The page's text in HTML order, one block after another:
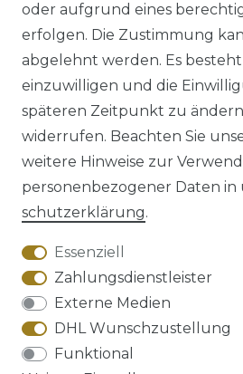
Impressum
AGB
oder aufgrund eines
erfolgen. Die Zustimmung
abgelehnt werden. Es
einzuwilligen und die
späteren Zeitpunkt zu
widerrufen. Beachten Sie
weitere Hinweise zur
personenbezogener Daten in
schutz­erklärung.
Essenziell
Zahlungsdienstleister
Externe Medien
DHL Wunschzustellung
Funktional